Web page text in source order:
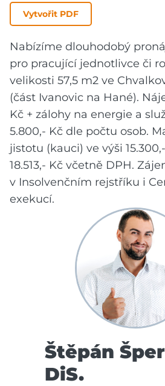
Vytvořit PDF
Nabízíme dlouhodobý
pro pracující jednotlivce či
velikosti 57,5 m2 ve
(část Ivanovic na Hané).
Kč + zálohy na energie a
5.800,- Kč dle počtu osob.
jistotu (kauci) ve výši
18.513,- Kč včetně DPH.
v Insolvenčním rejstříku i
exekucí.
Štěpán
DiS.